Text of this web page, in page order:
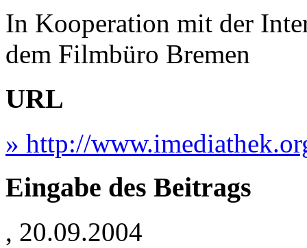
In Kooperation mit der
dem Filmbüro Bremen
URL
» http://
Eingabe des Beitrags
, 20.09.2004